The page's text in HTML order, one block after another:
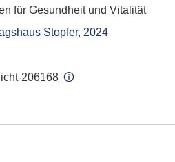
für Gesundheit und Vitalität
Stopfer, 2024
206168